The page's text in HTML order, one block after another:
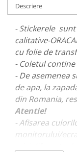
PARASOLARE
PAUL WALKER
PENTRU FETE
PRODUSE IN
SETURI STICKERE
STICKERE CAPAC
STICKERE CRĂCIUN
STICKERE CU ANIMALE
STICKERE GEAM MIC
Descriere
- Stickerele
calitative-
cu folie de
- Coletul
- De asemenea
de apa, la
din Romania,
Atentie!
- Afisarea
monitorului/